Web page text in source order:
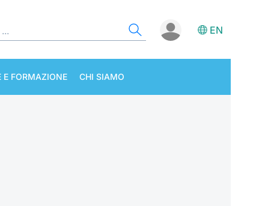
EN
E FORMAZIONE CHI SIAMO